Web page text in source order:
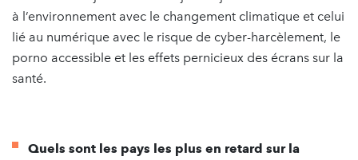
à l’environnement avec le changement climatique et celui
lié au numérique avec le risque de cyber-harcèlement, le
porno accessible et les effets pernicieux des écrans sur la
santé.
Quels sont les pays les plus en retard sur la